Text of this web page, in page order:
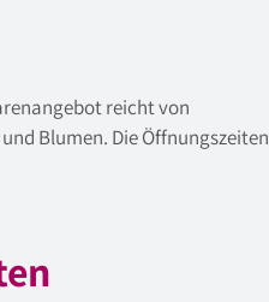
reicht von
Blumen. Die Öffnungszeiten